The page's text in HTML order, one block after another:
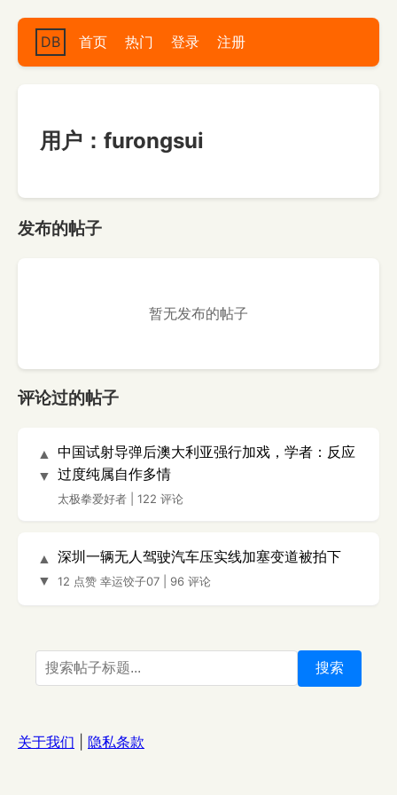
DB 首页 热门 登录 注册
用户：furongsui
发布的帖子
暂无发布的帖子
评论过的帖子
▲
▼
中国试射导弹后澳大利亚强行加戏，学者：反应
过度纯属自作多情
太极拳爱好者 122 评论
▲
▼
深圳一辆无人驾驶汽车压实线加塞变道被拍下
12 点赞 幸运饺子07 96 评论
搜索
关于我们 隐私条款